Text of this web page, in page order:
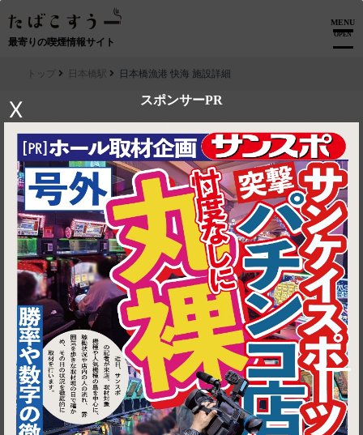
最寄りの喫煙情報サイト
MENU
OPEN
スポンサーPR
X
1
トップ 日本橋駅 日本橋漁港 快海 施設詳細
▶ ルートを見る
日本橋駅│日本橋漁港 快海